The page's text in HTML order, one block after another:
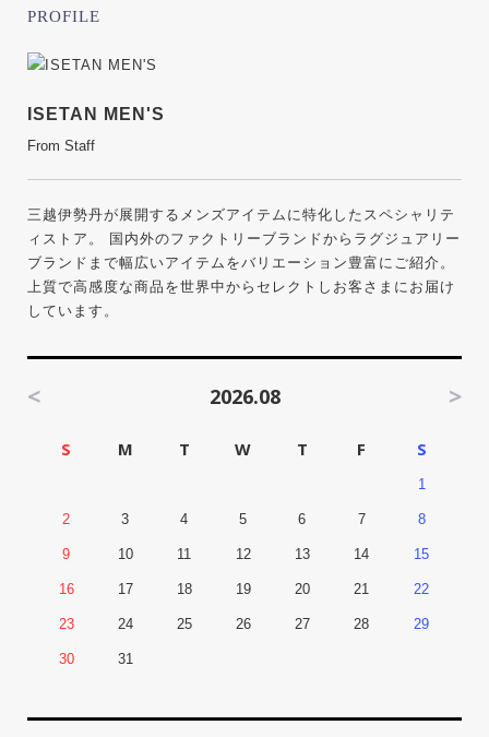
PROFILE
ISETAN MEN'S
From Staff
三越伊勢丹が展開するメンズアイテムに特化したスペシャリテ
ィストア。 国内外のファクトリーブランドからラグジュアリー
ブランドまで幅広いアイテムをバリエーション豊富にご紹介。
上質で高感度な商品を世界中からセレクトしお客さまにお届け
しています。
< 2026.08 >
S M T W T F S
1
2 3 4 5 6 7 8
9 10 11 12 13 14 15
16 17 18 19 20 21 22
23 24 25 26 27 28 29
30 31